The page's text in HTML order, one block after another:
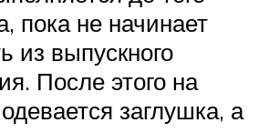
пока не начинает
из выпускного
После этого на
заглушка, а